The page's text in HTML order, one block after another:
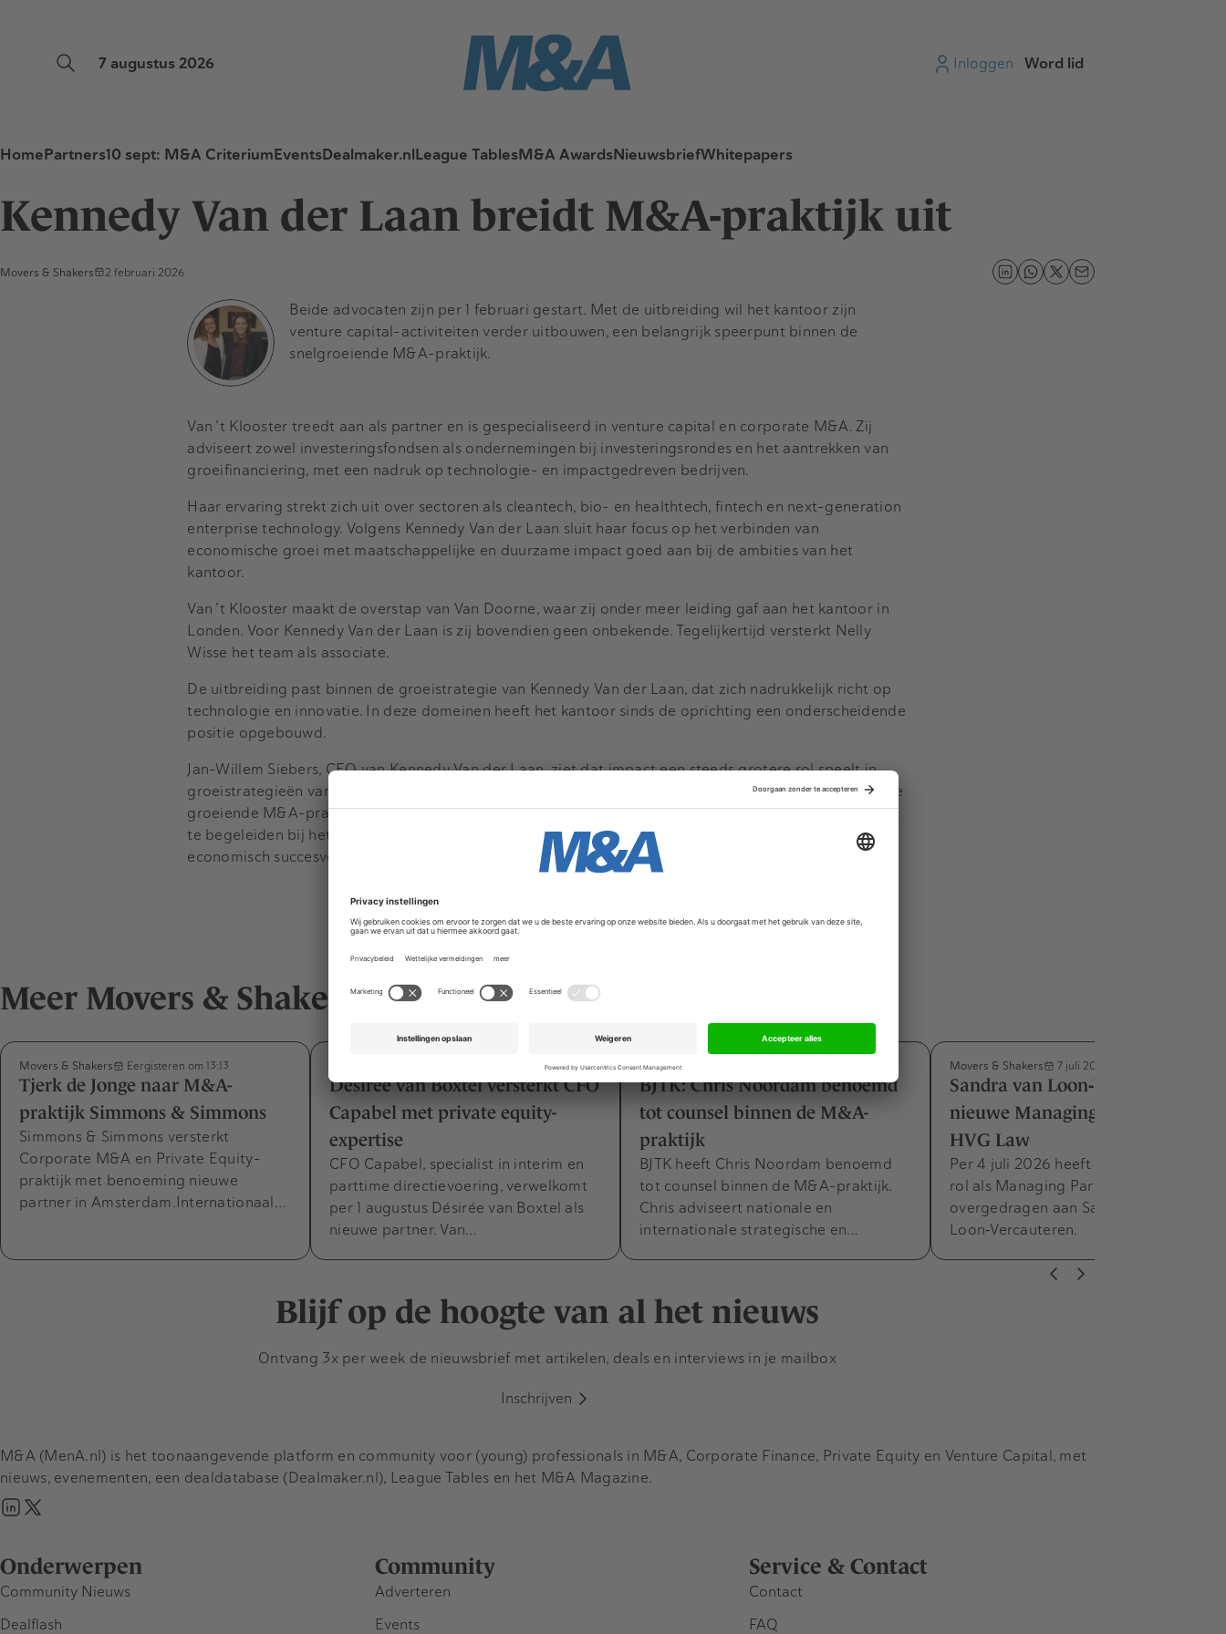
7 augustus 2026 Inloggen Word lid
HomePartners10 sept: M&A CriteriumEventsDealmaker.nlLeague TablesM&A AwardsNieuwsbriefWhitepapers
Kennedy Van der Laan breidt M&A-praktijk uit
Movers & Shakers 2 februari 2026
Beide advocaten zijn per 1 februari gestart. Met de uitbreiding wil het kantoor zijn
venture capital-activiteiten verder uitbouwen, een belangrijk speerpunt binnen de
snelgroeiende M&A-praktijk.
Van ’t Klooster treedt aan als partner en is gespecialiseerd in venture capital en corporate M&A. Zij
adviseert zowel investeringsfondsen als ondernemingen bij investeringsrondes en het aantrekken van
groeifinanciering, met een nadruk op technologie- en impactgedreven bedrijven.
Haar ervaring strekt zich uit over sectoren als cleantech, bio- en healthtech, fintech en next-generation
enterprise technology. Volgens Kennedy Van der Laan sluit haar focus op het verbinden van
economische groei met maatschappelijke en duurzame impact goed aan bij de ambities van het
kantoor.
Van ’t Klooster maakt de overstap van Van Doorne, waar zij onder meer leiding gaf aan het kantoor in
Londen. Voor Kennedy Van der Laan is zij bovendien geen onbekende. Tegelijkertijd versterkt Nelly
Wisse het team als associate.
De uitbreiding past binnen de groeistrategie van Kennedy Van der Laan, dat zich nadrukkelijk richt op
technologie en innovatie. In deze domeinen heeft het kantoor sinds de oprichting een onderscheidende
positie opgebouwd.
Jan-Willem Siebers, CEO van Kennedy Van der Laan, ziet dat impact een steeds grotere rol speelt in
groeistrategieën van bedrijven en investeerders. “Met de komst van Hanne en Nelly versterken we onze
groeiende M&A-praktijk en onze venture capital-slagkracht om oprichters en investeerders nog beter
te begeleiden bij het opschalen van bedrijven. Samen willen we bedrijven laten groeien die niet alleen
economisch succesvol zijn, maar ook echte impact maken.”
Meer Movers & Shakers
Movers & Shakers Eergisteren om 13:13
Tjerk de Jonge naar M&A-
praktijk Simmons & Simmons
Simmons & Simmons versterkt
Corporate M&A en Private Equity-
praktijk met benoeming nieuwe
partner in Amsterdam.Internationaal…
Désirée van Boxtel versterkt CFO
Capabel met private equity-
expertise
CFO Capabel, specialist in interim en
parttime directievoering, verwelkomt
per 1 augustus Désirée van Boxtel als
nieuwe partner. Van…
Movers & Shakers
BJTK: Chris Noordam benoemd
tot counsel binnen de M&A-
praktijk
BJTK heeft Chris Noordam benoemd
tot counsel binnen de M&A-praktijk.
Chris adviseert nationale en
internationale strategische en…
Movers & Shakers 7 juli 2026
Sandra van Loon‑Vercauteren
nieuwe Managing Partner bij
HVG Law
Per 4 juli 2026 heeft Frank Zandee zijn
rol als Managing Partner van HVG Law
overgedragen aan Sandra van
Loon‑Vercauteren.
Blijf op de hoogte van al het nieuws
Ontvang 3x per week de nieuwsbrief met artikelen, deals en interviews in je mailbox
Inschrijven
Onderwerpen
Community Nieuws
Dealflash
Community
Adverteren
Events
Service & Contact
Contact
FAQ
M&A (MenA.nl) is het toonaangevende platform en community voor (young) professionals in M&A, Corporate Finance, Private Equity en Venture Capital, met
nieuws, evenementen, een dealdatabase (Dealmaker.nl), League Tables en het M&A Magazine.